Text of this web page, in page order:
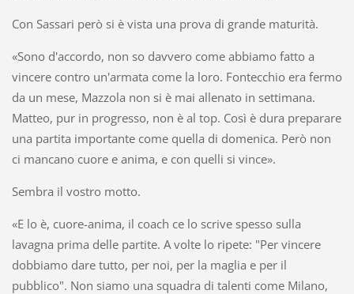
Con Sassari però si è vista una prova di grande maturità.
«Sono d'accordo, non so davvero come abbiamo fatto a
vincere contro un'armata come la loro. Fontecchio era fermo
da un mese, Mazzola non si è mai allenato in settimana.
Matteo, pur in progresso, non è al top. Così è dura preparare
una partita importante come quella di domenica. Però non
ci mancano cuore e anima, e con quelli si vince».
Sembra il vostro motto.
«E lo è, cuore-anima, il coach ce lo scrive spesso sulla
lavagna prima delle partite. A volte lo ripete: "Per vincere
dobbiamo dare tutto, per noi, per la maglia e per il
pubblico". Non siamo una squadra di talenti come Milano,